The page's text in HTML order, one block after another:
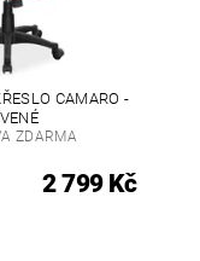
CAMARO -
ZDARMA
2 799 Kč